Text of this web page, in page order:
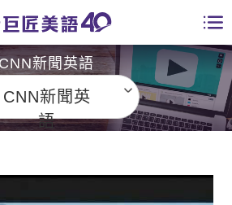
學員專區
CNN新聞英語
CNN新聞英
語